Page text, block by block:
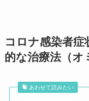
コロナ感染者症
的な治療法（オ
あわせて読みたい